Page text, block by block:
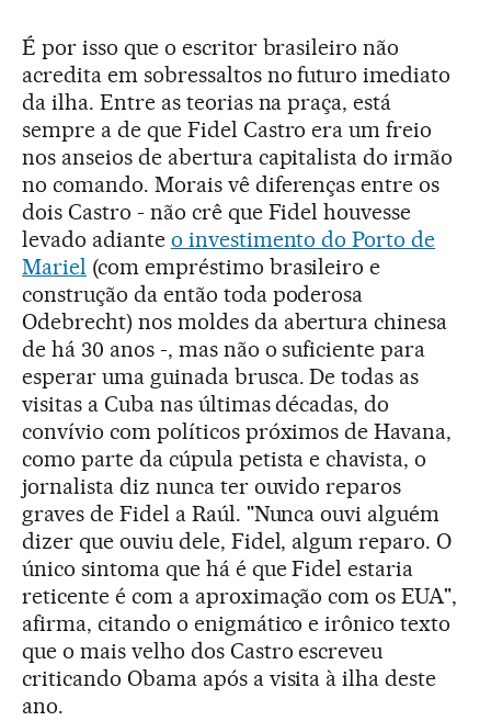
É por isso que o escritor brasileiro não
acredita em sobressaltos no futuro imediato
da ilha. Entre as teorias na praça, está
sempre a de que Fidel Castro era um freio
nos anseios de abertura capitalista do irmão
no comando. Morais vê diferenças entre os
dois Castro - não crê que Fidel houvesse
levado adiante o investimento do Porto de
Mariel (com empréstimo brasileiro e
construção da então toda poderosa
Odebrecht) nos moldes da abertura chinesa
de há 30 anos -, mas não o suficiente para
esperar uma guinada brusca. De todas as
visitas a Cuba nas últimas décadas, do
convívio com políticos próximos de Havana,
como parte da cúpula petista e chavista, o
jornalista diz nunca ter ouvido reparos
graves de Fidel a Raúl. "Nunca ouvi alguém
dizer que ouviu dele, Fidel, algum reparo. O
único sintoma que há é que Fidel estaria
reticente é com a aproximação com os EUA",
afirma, citando o enigmático e irônico texto
que o mais velho dos Castro escreveu
criticando Obama após a visita à ilha deste
ano.